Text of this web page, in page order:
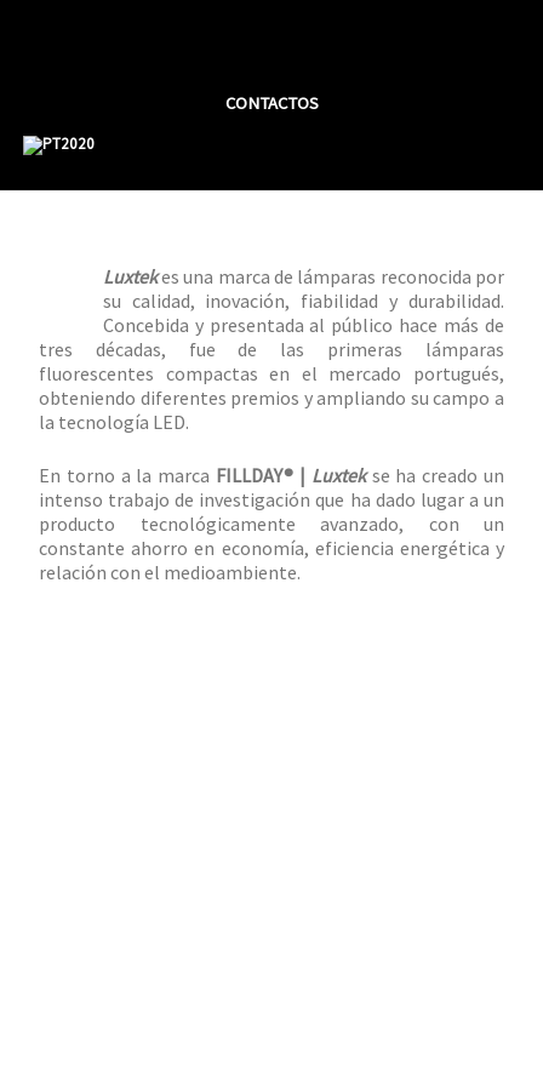
CONTACTOS
Luxtekes una marca de lámparas reconocida por
su calidad, inovación, fiabilidad y durabilidad.
Concebida y presentada al público hace más de
tres décadas, fue de las primeras lámparas
fluorescentes compactas en el mercado portugués,
obteniendo diferentes premios y ampliando su campo a
la tecnología LED.
En torno a la marca FILLDAY® | Luxtekse ha creado un
intenso trabajo de investigación que ha dado lugar a un
producto tecnológicamente avanzado, con un
constante ahorro en economía, eficiencia energética y
relación con el medioambiente.